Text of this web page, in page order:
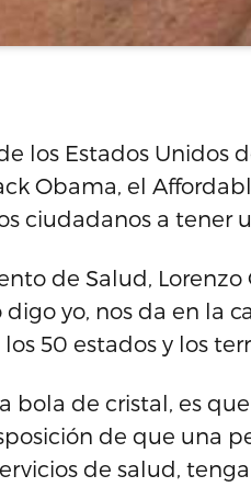
los Estados Unidos
Obama, el
ciudadanos a tener
de Salud,
yo, nos da en la
50 estados y los
bola de cristal, es
de que una
de salud,